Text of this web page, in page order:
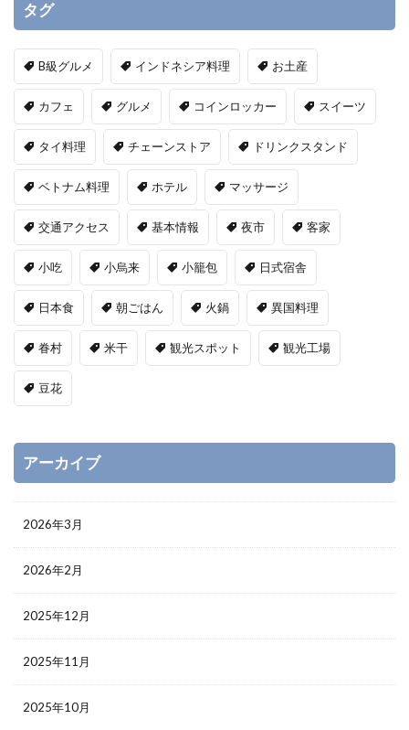
タグ
B級グルメ インドネシア料理 お土産
カフェ グルメ コインロッカー スイーツ
タイ料理 チェーンストア ドリンクスタンド
ベトナム料理 ホテル マッサージ
交通アクセス 基本情報 夜市 客家
小吃 小烏来 小籠包 日式宿舎
日本食 朝ごはん 火鍋 異国料理
眷村 米干 観光スポット 観光工場
豆花
アーカイブ
2026年3月
2026年2月
2025年12月
2025年11月
2025年10月